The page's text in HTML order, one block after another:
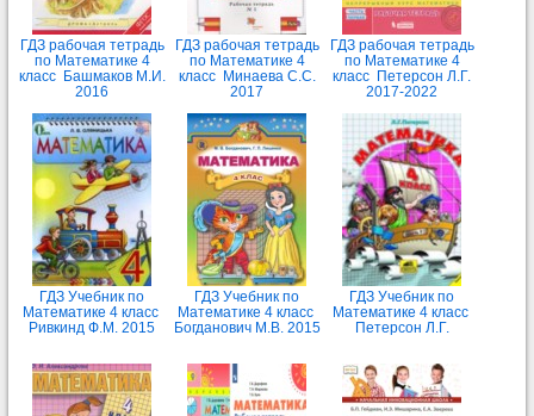
ГДЗ рабочая тетрадь
по Математике 4
класс Башмаков М.И.
2016
ГДЗ рабочая тетрадь
по Математике 4
класс Минаева С.С.
2017
ГДЗ рабочая тетрадь
по Математике 4
класс Петерсон Л.Г.
2017-2022
ГДЗ Учебник по
Математике 4 класс
Ривкинд Ф.М. 2015
ГДЗ Учебник по
Математике 4 класс
Богданович М.В. 2015
ГДЗ Учебник по
Математике 4 класс
Петерсон Л.Г.